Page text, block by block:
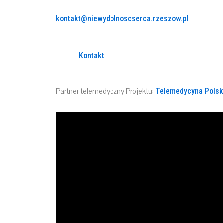
kontakt@niewydolnoscserca.rzeszow.pl
Kontakt
Partner telemedyczny Projektu: Telemedycyna